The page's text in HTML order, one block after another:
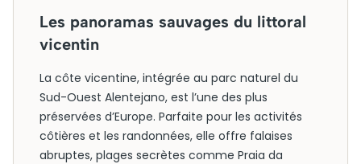
Les panoramas sauvages du littoral
vicentin
La côte vicentine, intégrée au parc naturel du
Sud-Ouest Alentejano, est l’une des plus
préservées d’Europe. Parfaite pour les activités
côtières et les randonnées, elle offre falaises
abruptes, plages secrètes comme Praia da